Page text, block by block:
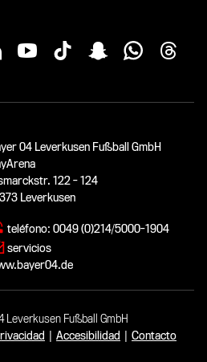
04 Leverkusen Fußball GmbH
122 - 124
Leverkusen
teléfono: 0049 (0)214/5000-1904
servicios
Leverkusen Fußball GmbH
Accesibilidad Contacto